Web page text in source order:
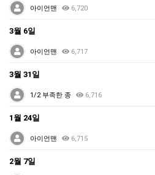
아이언맨 6,720
3월 6일
아이언맨 6,717
3월 31일
1/2 부족한 종 6,716
1월 24일
아이언맨 6,715
2월 7일